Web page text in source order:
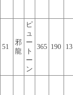
51
邪
龍
ピ
ュ
ー
ト
ー
ン
365 190 13